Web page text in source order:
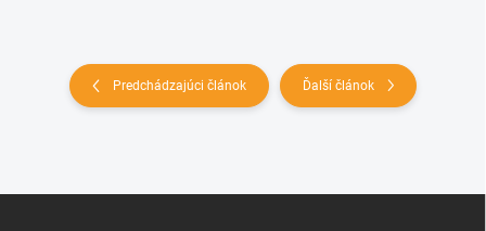
Predchádzajúci článok Ďalší článok